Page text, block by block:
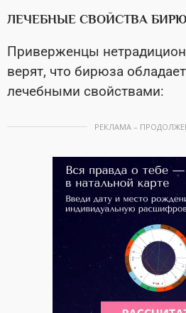
ЛЕЧЕБНЫЕ СВОЙСТВА
Приверженцы
верят, что бирюза
лечебными свойствами:
РЕКЛАМА –